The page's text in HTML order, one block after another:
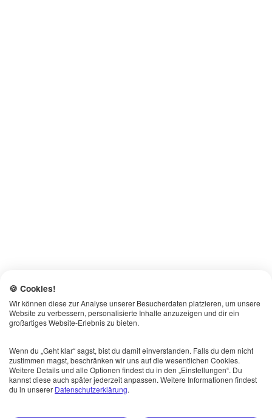
🍪 Cookies!
Wir können diese zur Analyse unserer Besucherdaten platzieren, um unsere
Website zu verbessern, personalisierte Inhalte anzuzeigen und dir ein
großartiges Website-Erlebnis zu bieten.
Wenn du „Geht klar“ sagst, bist du damit einverstanden. Falls du dem nicht
zustimmen magst, beschränken wir uns auf die wesentlichen Cookies.
Weitere Details und alle Optionen findest du in den „Einstellungen“. Du
kannst diese auch später jederzeit anpassen. Weitere Informationen findest
du in unserer Datenschutzerklärung.